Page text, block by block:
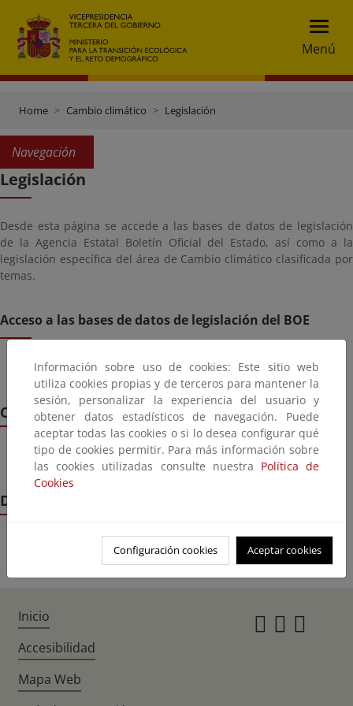
Menú
Home Cambio climático Legislación
Navegación
Legislación
Desde esta página se accede a las bases de datos de legislación
de la Agencia Estatal Boletín Oficial del Estado, así como a la
legislación específica del área de Cambio climático clasificada por
temas.
Acceso a las bases de datos de legislación del BOE
Acceso a las bases de datos de legislación del BOE
Comercio de derechos de emisión
Normativa relativa a comercio de derechos de emisión
Documentación
Información sobre uso de cookies: Este sitio web
utiliza cookies propias y de terceros para mantener la
sesión, personalizar la experiencia del usuario y
obtener datos estadísticos de navegación. Puede
aceptar todas las cookies o si lo desea configurar qué
tipo de cookies permitir. Para más información sobre
las cookies utilizadas consulte nuestra Política de
Cookies
Configuración cookies Aceptar cookies
Inicio
Accesibilidad
Mapa Web